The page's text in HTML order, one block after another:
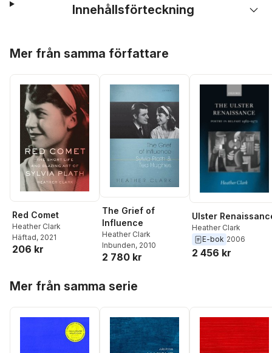
Innehållsförteckning
Mer från samma författare
Red Comet
Heather Clark
Häftad, 2021
206 kr
The Grief of
Influence
Heather Clark
Inbunden, 2010
2 780 kr
Ulster
Heather Clark
E-bok 2006
2 456 kr
Mer från samma serie